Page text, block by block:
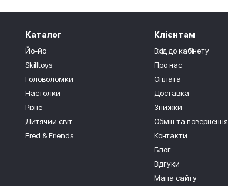
Каталог
Йо-йо
Skilltoys
Головоломки
Настолки
Різне
Дитячий світ
Fred & Friends
Клієнтам
Вхід до кабінету
Про нас
Оплата
Доставка
Знижки
Обмін та повернення
Контакти
Блог
Відгуки
Мапа сайту